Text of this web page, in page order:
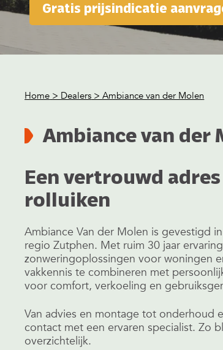
Gratis prijsindicatie
Home > Dealers > Ambiance van der Molen
Ambiance van der
Een vertrouwd
rolluiken
Ambiance Van der Molen is gevestigd
regio Zutphen. Met ruim 30 jaar
zonweringoplossingen voor woningen
vakkennis te combineren met
voor comfort, verkoeling en
Van advies en montage tot onderhoud
contact met een ervaren specialist. Zo
overzichtelijk.